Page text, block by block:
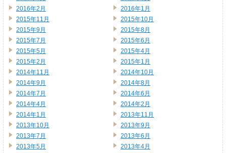
2016年2月
2016年1月
2015年11月
2015年10月
2015年9月
2015年8月
2015年7月
2015年6月
2015年5月
2015年4月
2015年2月
2015年1月
2014年11月
2014年10月
2014年9月
2014年8月
2014年7月
2014年6月
2014年4月
2014年2月
2014年1月
2013年11月
2013年10月
2013年9月
2013年7月
2013年6月
2013年5月
2013年4月